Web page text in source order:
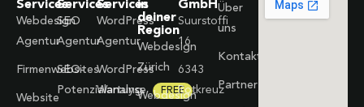
Services
Webdesign
Agentur
Firmenwebsites
Website
Services
SEO
Agentur
SEO-
Potenzialanalyse
FREE
Services
WordPress
Agentur
WordPress
Wartung
in
deiner
Region
Webdesign
Zürich
Webdesign
GmbH
Suurstoffi
16
6343
Rotkreuz
Über
uns
Kontakt
Partner